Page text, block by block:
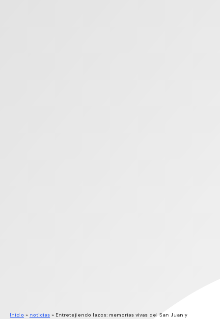
Inicio » noticias » Entretejiendo lazos: memorias vivas del San Juan y